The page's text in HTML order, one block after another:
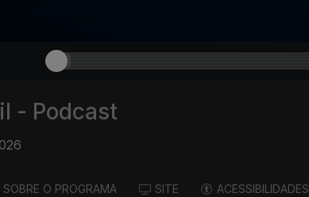
- Podcast
SOBRE O PROGRAMA SITE ACESSIBILIDADES